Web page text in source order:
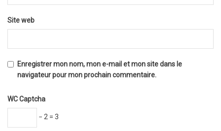
Site web
Enregistrer mon nom, mon e-mail et mon site dans le
navigateur pour mon prochain commentaire.
WC Captcha
− 2 = 3